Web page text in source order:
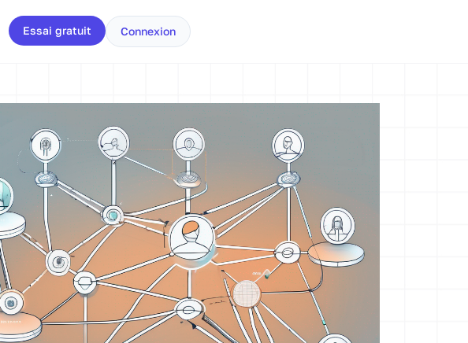
Essai gratuit Connexion